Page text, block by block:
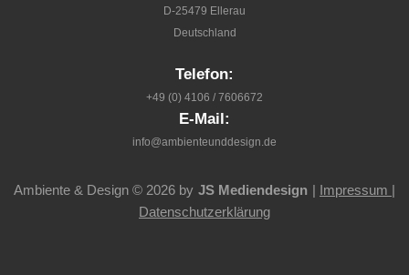
D-25479 Ellerau
Deutschland
Telefon:
+49 (0) 4106 / 7606672
E-Mail:
info@ambienteunddesign.de
Ambiente & Design © 2026 by JS Mediendesign | Impressum |
Datenschutzerklärung